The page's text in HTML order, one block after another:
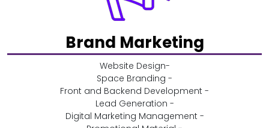
Brand Marketing
-Website Design
- Space Branding
- Front and Backend Development
- Lead Generation
- Digital Marketing Management